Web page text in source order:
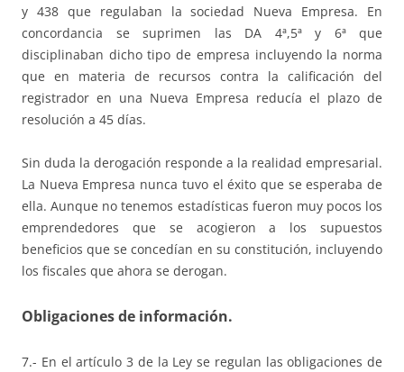
y 438 que regulaban la sociedad Nueva Empresa. En
concordancia se suprimen las DA 4ª,5ª y 6ª que
disciplinaban dicho tipo de empresa incluyendo la norma
que en materia de recursos contra la calificación del
registrador en una Nueva Empresa reducía el plazo de
resolución a 45 días.
Sin duda la derogación responde a la realidad empresarial.
La Nueva Empresa nunca tuvo el éxito que se esperaba de
ella. Aunque no tenemos estadísticas fueron muy pocos los
emprendedores que se acogieron a los supuestos
beneficios que se concedían en su constitución, incluyendo
los fiscales que ahora se derogan.
Obligaciones de información.
7.- En el artículo 3 de la Ley se regulan las obligaciones de